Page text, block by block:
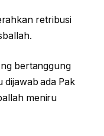
retribusi
bertanggung
dijawab ada Pak
meniru